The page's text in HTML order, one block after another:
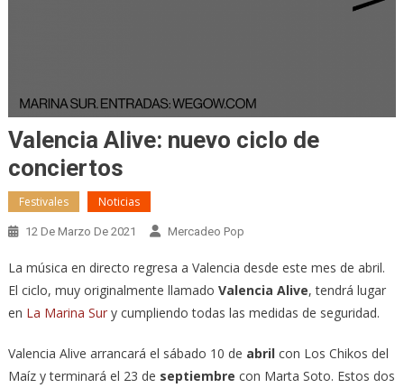
Valencia Alive: nuevo ciclo de
conciertos
Festivales Noticias
12 De Marzo De 2021 Mercadeo Pop
La música en directo regresa a Valencia desde este mes de abril.
El ciclo, muy originalmente llamado Valencia Alive, tendrá lugar
en La Marina Sury cumpliendo todas las medidas de seguridad.
Valencia Alive arrancará el sábado 10 de abril con Los Chikos del
Maíz y terminará el 23 de septiembre con Marta Soto. Estos dos